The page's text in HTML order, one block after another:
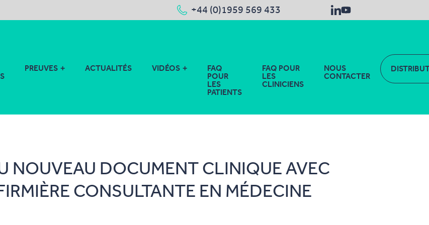
+44 (0)1959 569 433
PREUVES ACTUALITÉS VIDÉOS
FAQ
POUR
LES
PATIENTS
FAQ POUR
LES
CLINICIENS
NOUS
CONTACTER
NOUVEAU DOCUMENT CLINIQUE AVEC
CONSULTANTE EN MÉDECINE